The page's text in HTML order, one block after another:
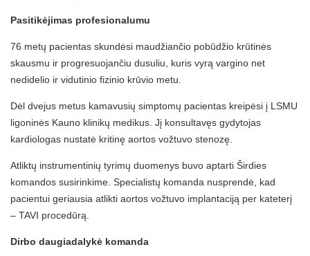
Pasitikėjimas profesionalumu
76 metų pacientas skundėsi maudžiančio pobūdžio krūtinės
skausmu ir progresuojančiu dusuliu, kuris vyrą vargino net
nedidelio ir vidutinio fizinio krūvio metu.
Dėl dvejus metus kamavusių simptomų pacientas kreipėsi į LSMU
ligoninės Kauno klinikų medikus. Jį konsultavęs gydytojas
kardiologas nustatė kritinę aortos vožtuvo stenozę.
Atliktų instrumentinių tyrimų duomenys buvo aptarti Širdies
komandos susirinkime. Specialistų komanda nusprendė, kad
pacientui geriausia atlikti aortos vožtuvo implantaciją per kateterį
– TAVI procedūrą.
Dirbo daugiadalykė komanda